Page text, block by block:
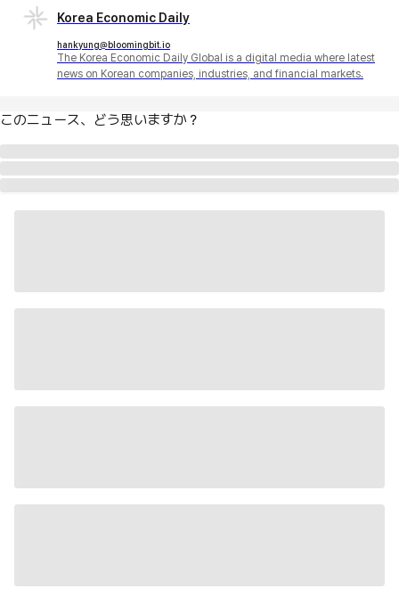
Korea Economic Daily
hankyung@bloomingbit.io
The Korea Economic Daily Global is a digital media where latest
news on Korean companies, industries, and financial markets.
このニュース、どう思いますか？